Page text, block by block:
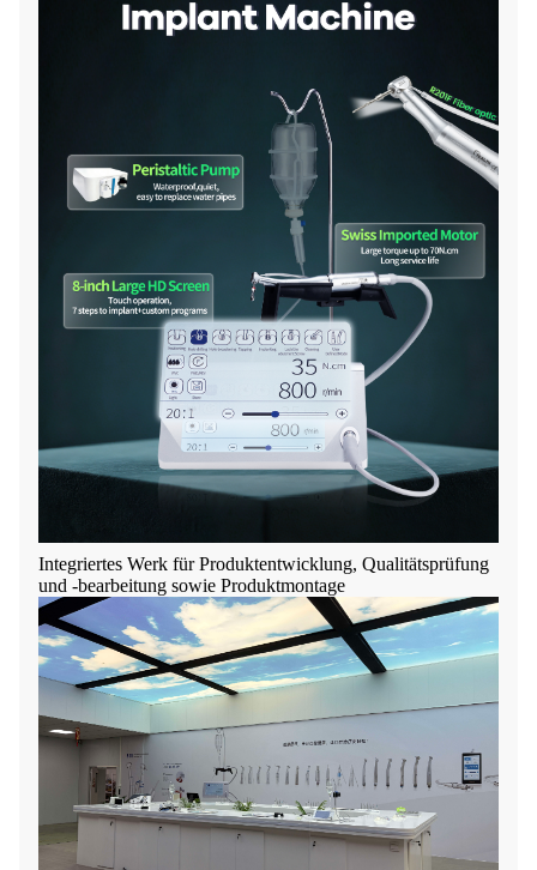
Integriertes Werk für Produktentwicklung, Qualitätsprüfung
und -bearbeitung sowie Produktmontage